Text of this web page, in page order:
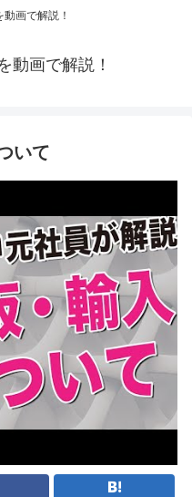
画で解説！
動画で解説！
いて